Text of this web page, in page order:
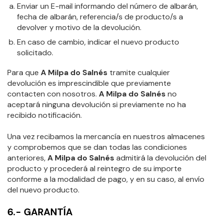
Enviar un E-mail informando del número de albarán,
fecha de albarán, referencia/s de producto/s a
devolver y motivo de la devolución.
En caso de cambio, indicar el nuevo producto
solicitado.
Para que A Milpa do Salnés tramite cualquier
devolución es imprescindible que previamente
contacten con nosotros. A Milpa do Salnés no
aceptará ninguna devolución si previamente no ha
recibido notificación.
Una vez recibamos la mercancía en nuestros almacenes
y comprobemos que se dan todas las condiciones
anteriores,A Milpa do Salnés admitirá la devolución del
producto y procederá al reintegro de su importe
conforme a la modalidad de pago, y en su caso, al envío
del nuevo producto.
6.- GARANTÍA